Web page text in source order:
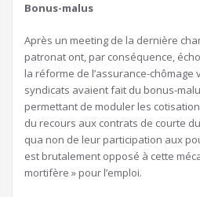
Bonus-malus
Après un meeting de la dernière
patronat ont, par conséquence,
la réforme de l’assurance-chômage
syndicats avaient fait du bonus-
permettant de moduler les
du recours aux contrats de courte
qua non de leur participation aux
est brutalement opposé à cette
mortifère » pour l’emploi.